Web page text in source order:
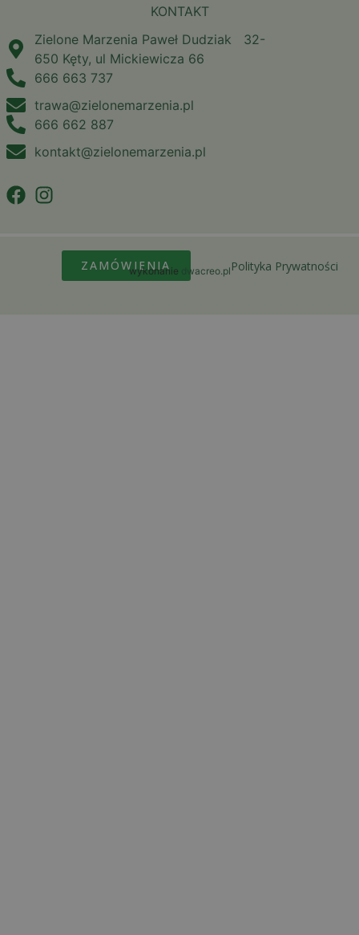
KONTAKT
Zielone Marzenia Paweł Dudziak 32-
650 Kęty, ul Mickiewicza 66
666 663 737
trawa@zielonemarzenia.pl
666 662 887
kontakt@zielonemarzenia.pl
ZAMÓWIENIA Polityka Prywatności
wykonanie dwacreo.pl